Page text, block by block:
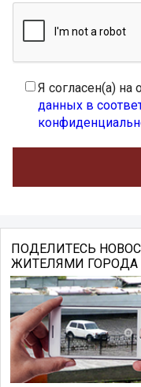
Я согласен(а) на
данных в
ПОДЕЛИТЕСЬ
ЖИТЕЛЯМИ ГОРОДА